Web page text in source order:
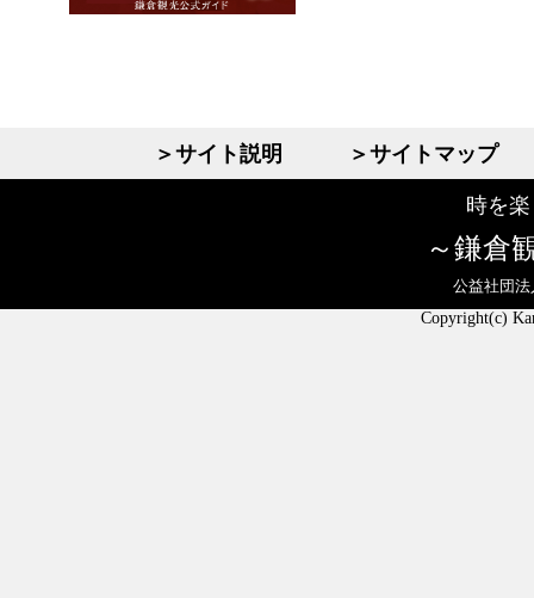
＞サイト説明 ＞サイトマップ
時を
鎌倉
公益社団
Copyright(c)